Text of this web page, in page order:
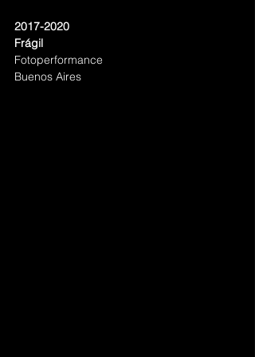
2017-2020
Frágil
Fotoperformance
Buenos Aires